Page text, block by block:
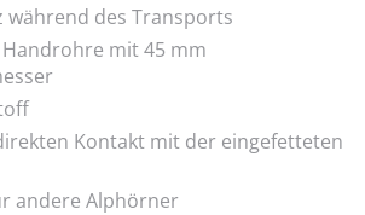
während des Transports
mit 45 mm
Kontakt mit der eingefetteten
andere Alphörner